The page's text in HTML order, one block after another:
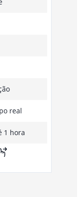
real
1 hora